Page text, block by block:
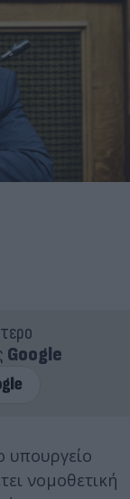
Google
υπουργείο
νομοθετική